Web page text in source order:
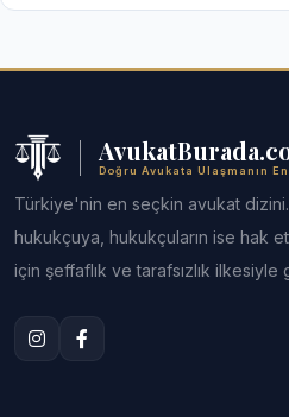
da teknik bir boyuta
1. Riskli Yapı
süreler içinde teknik
idare mahkemelerinde
davalarının takibi.
2. 2/3 Çoğunluk
Muhalif Hakları
sahiplerinin haklarının
görüşme veya telefon yoluyla
Doğru Avukata Ulaşmanın En
Türkiye'nin en seçkin avukat
hukukçuya, hukukçuların ise hak
için şeffaflık ve tarafsızlık ilkesiyle